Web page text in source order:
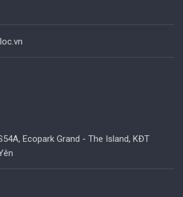
Ecopark Grand - The Island, KĐT